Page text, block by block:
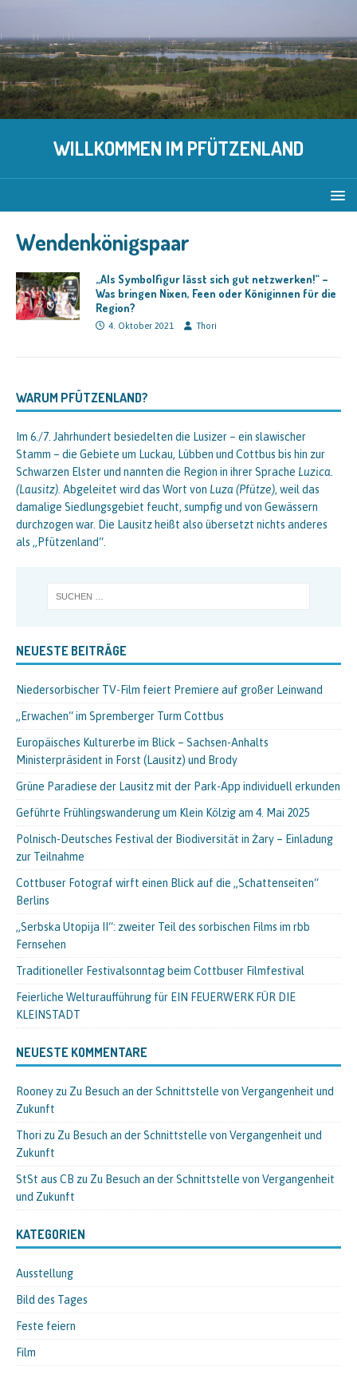
WILLKOMMEN IM PFÜTZENLAND
Wendenkönigspaar
„Als Symbolfigur lässt sich gut netzwerken!“ –
Was bringen Nixen, Feen oder Königinnen für die
Region?
4. Oktober 2021 Thori
WARUM PFÜTZENLAND?
Im 6./7. Jahrhundert besiedelten die Lusizer – ein slawischer
Stamm – die Gebiete um Luckau, Lübben und Cottbus bis hin zur
Schwarzen Elster und nannten die Region in ihrer Sprache Luzica.
(Lausitz). Abgeleitet wird das Wort von Luza (Pfütze), weil das
damalige Siedlungsgebiet feucht, sumpfig und von Gewässern
durchzogen war. Die Lausitz heißt also übersetzt nichts anderes
als „Pfützenland“.
NEUESTE BEITRÄGE
Niedersorbischer TV-Film feiert Premiere auf großer Leinwand
„Erwachen“ im Spremberger Turm Cottbus
Europäisches Kulturerbe im Blick – Sachsen-Anhalts
Ministerpräsident in Forst (Lausitz) und Brody
Grüne Paradiese der Lausitz mit der Park-App individuell erkunden
Geführte Frühlingswanderung um Klein Kölzig am 4. Mai 2025
Polnisch-Deutsches Festival der Biodiversität in Żary – Einladung
zur Teilnahme
Cottbuser Fotograf wirft einen Blick auf die „Schattenseiten“
Berlins
„Serbska Utopija II“: zweiter Teil des sorbischen Films im rbb
Fernsehen
Traditioneller Festivalsonntag beim Cottbuser Filmfestival
Feierliche Welturaufführung für EIN FEUERWERK FÜR DIE
KLEINSTADT
NEUESTE KOMMENTARE
Rooney zu Zu Besuch an der Schnittstelle von Vergangenheit und
Zukunft
Thori zu Zu Besuch an der Schnittstelle von Vergangenheit und
Zukunft
StSt aus CB zu Zu Besuch an der Schnittstelle von Vergangenheit
und Zukunft
KATEGORIEN
Ausstellung
Bild des Tages
Feste feiern
Film